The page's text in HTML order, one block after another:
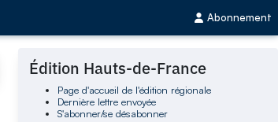
Abonnement
Édition Hauts-de-France
Page d'accueil de l'édition régionale
Dernière lettre envoyée
S'abonner/se désabonner